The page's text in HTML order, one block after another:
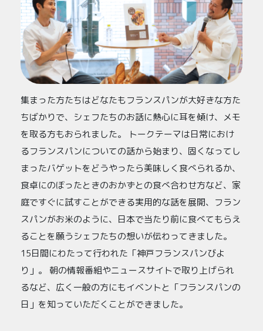
集まった方たちはどなたもフランスパンが大好きな方た
ちばかりで、シェフたちのお話に熱心に耳を傾け、メモ
を取る方もおられました。 トークテーマは日常におけ
るフランスパンについての話から始まり、固くなってし
まったバゲットをどうやったら美味しく食べられるか、
食卓にのぼったときのおかずとの食べ合わせ方など、家
庭ですぐに試すことができる実用的な話を展開、フラン
スパンがお米のように、日本で当たり前に食べてもらえ
ることを願うシェフたちの想いが伝わってきました。
15日間にわたって行われた「神戸フランスパンびよ
り」。 朝の情報番組やニュースサイトで取り上げられ
るなど、広く一般の方にもイベントと「フランスパンの
日」を知っていただくことができました。